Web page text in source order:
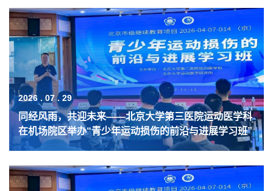
2026 . 07 . 29
同经风雨，共迎未来——北京大学第三医院运动医学科
在机场院区举办“青少年运动损伤的前沿与进展学习班”